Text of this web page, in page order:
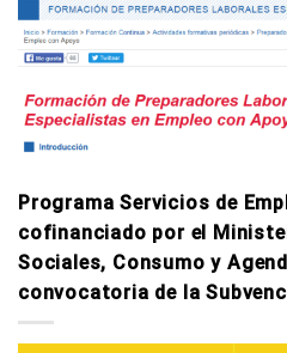
Programa Servicios de
cofinanciado por el
Sociales, Consumo y
convocatoria de la